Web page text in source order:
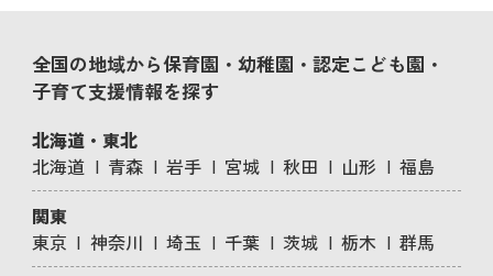
全国の地域から保育園・幼稚園・認定こども園・
子育て支援情報を探す
北海道・東北
北海道
青森 岩手 宮城 秋田 山形
福島
関東
東京
神奈川 埼玉 千葉 茨城 栃木
群馬